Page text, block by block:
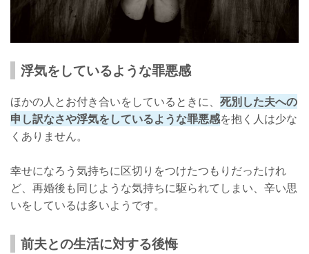
浮気をしているような罪悪感
ほかの人とお付き合いをしているときに、 死別した夫への
申し訳なさや浮気をしているような罪悪感を抱く人は少な
くありません。
幸せになろう気持ちに区切りをつけたつもりだったけれ
ど、再婚後も同じような気持ちに駆られてしまい、辛い思
いをしているは多いようです。
前夫との生活に対する後悔